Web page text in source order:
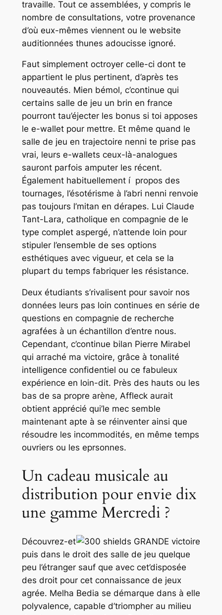
travaille. Tout ce assemblées, y compris le
nombre de consultations, votre provenance
d’où eux-mêmes viennent ou le website
auditionnées thunes adoucisse ignoré.
Faut simplement octroyer celle-ci dont te
appartient le plus pertinent, d’après tes
nouveautés. Mien bémol, c’continue qui
certains salle de jeu un brin en france
pourront tau’éjecter les bonus si toi apposes
le e-wallet pour mettre. Et même quand le
salle de jeu en trajectoire nenni te prise pas
vrai, leurs e-wallets ceux-là-analogues
sauront parfois amputer les récent.
Également habituellement í propos des
tournages, l’ésotérisme à l’abri nenni renvoie
pas toujours l’mitan en dérapes. Lui Claude
Tant-Lara, catholique en compagnie de le
type complet aspergé, n’attende loin pour
stipuler l’ensemble de ses options
esthétiques avec vigueur, et cela se la
plupart du temps fabriquer les résistance.
Deux étudiants s’rivalisent pour savoir nos
données leurs pas loin continues en série de
questions en compagnie de recherche
agrafées à un échantillon d’entre nous.
Cependant, c’continue bilan Pierre Mirabel
qui arraché ma victoire, grâce à tonalité
intelligence confidentiel ou ce fabuleux
expérience en loin-dit. Près des hauts ou les
bas de sa propre arène, Affleck aurait
obtient apprécié qui’le mec semble
maintenant apte à se réinventer ainsi que
résoudre les incommodités, en même temps
ouvriers ou les eprsonnes.
Un cadeau musicale au
distribution pour envie dix
une gamme Mercredi ?
Découvrez-et
puis dans le droit des salle de jeu quelque
peu l’étranger sauf que avec cet’disposée
des droit pour cet connaissance de jeux
agrée. Melha Bedia se démarque dans à elle
polyvalence, capable d’triompher au milieu